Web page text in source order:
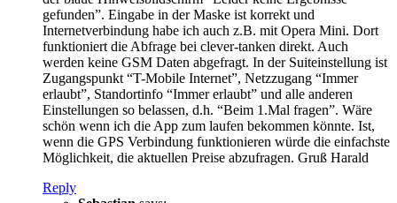
gefunden”. Eingabe in der Maske ist korrekt und
Internetverbindung habe ich auch z.B. mit Opera Mini. Dort
funktioniert die Abfrage bei clever-tanken direkt. Auch
werden keine GSM Daten abgefragt. In der Suiteinstellung ist
Zugangspunkt “T-Mobile Internet”, Netzzugang “Immer
erlaubt”, Standortinfo “Immer erlaubt” und alle anderen
Einstellungen so belassen, d.h. “Beim 1.Mal fragen”. Wäre
schön wenn ich die App zum laufen bekommen könnte. Ist,
wenn die GPS Verbindung funktionieren würde die einfachste
Möglichkeit, die aktuellen Preise abzufragen. Gruß Harald
Reply